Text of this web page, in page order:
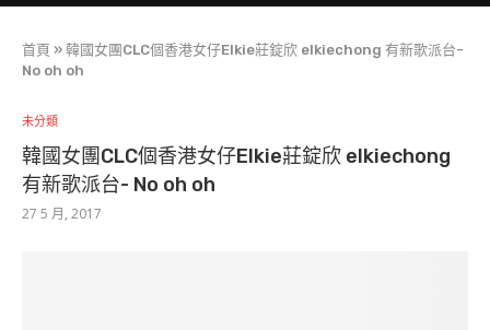
首頁 » 韓國女團CLC個香港女仔Elkie莊錠欣 elkiechong 有新歌派台-
No oh oh
未分類
韓國女團CLC個香港女仔Elkie莊錠欣 elkiechong
有新歌派台- No oh oh
27 5 月, 2017